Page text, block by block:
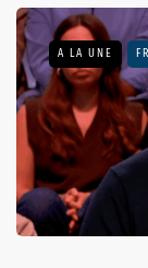
A LA UNE